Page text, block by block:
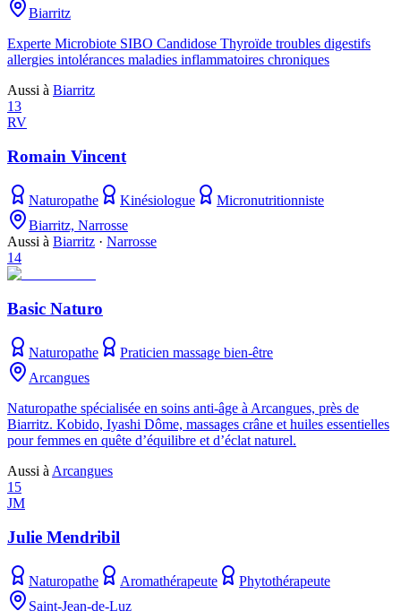
Biarritz
Experte Microbiote SIBO Candidose Thyroïde troubles digestifs
allergies intolérances maladies inflammatoires chroniques
Aussi à Biarritz
13
RV
Romain Vincent
Naturopathe Kinésiologue
Micronutritionniste
Biarritz, Narrosse
Aussi à Biarritz · Narrosse
14
Basic Naturo
Naturopathe
Praticien massage bien-être
Arcangues
Naturopathe spécialisée en soins anti-âge à Arcangues, près de
Biarritz. Kobido, Iyashi Dôme, massages crâne et huiles essentielles
pour femmes en quête d’équilibre et d’éclat naturel.
Aussi à Arcangues
15
JM
Julie Mendribil
Naturopathe Aromathérapeute
Phytothérapeute
Saint-Jean-de-Luz